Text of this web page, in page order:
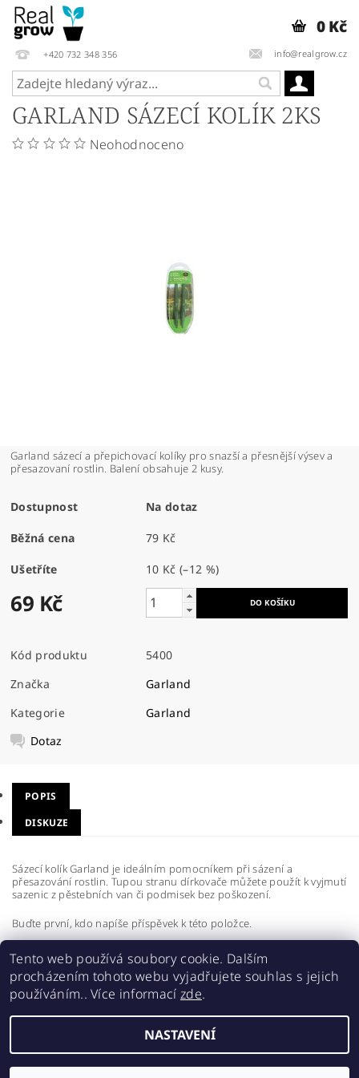
+420 732 348 356 info@realgrow.cz
0 Kč
GARLAND SÁZECÍ KOLÍK 2KS
Neohodnoceno
Garland sázecí a přepichovací kolíky pro snazší a přesnější výsev a
přesazovaní rostlin. Balení obsahuje 2 kusy.
Dostupnost Na dotaz
Běžná cena 79 Kč
Ušetříte 10 Kč(–12 %)
69 Kč
Kód produktu
5400
Značka
Garland
Kategorie
Garland
Dotaz
POPIS
DISKUZE
Sázecí kolík Garland je ideálním pomocníkem při sázení a
přesazování rostlin. Tupou stranu dírkovače můžete použít k vyjmutí
sazenic z pěstebních van či podmisek bez poškození.
Buďte první, kdo napíše příspěvek k této položce.
Přidat komentář
2026 ©Realgrow, všechna práva vyhrazena
Tento web používá soubory cookie. Dalším
procházením tohoto webu vyjadřujete souhlas s jejich
používáním.. Více informací zde.
NASTAVENÍ